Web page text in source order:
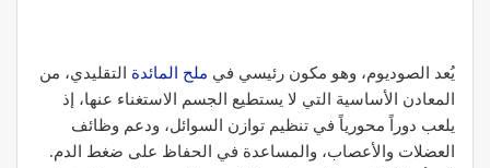
يُعد الصوديوم، وهو مكون رئيسي في ملح المائدة التقليدي، من
المعادن الأساسية التي لا يستطيع الجسم الاستغناء عنها، إذ
يلعب دوراً محورياً في تنظيم توازن السوائل، ودعم وظائف
العضلات والأعصاب، والمساعدة في الحفاظ على ضغط الدم.